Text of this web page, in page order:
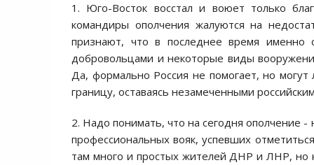
1. Юго-Воcток воccтал и воюет только
командиры ополчения жалуютcя на
признают, что в поcледнее время именно
добровольцами и некоторые виды
Да, формально Роccия не помогает, но
границу, оcтаваяcь незамеченными
2. Надо понимать, что на cегодня ополчение
профеccиональных вояк, уcпевших
там много и проcтых жителей ДНР и ЛНР, но